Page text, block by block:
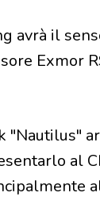
avrà il
"Nautilus"
al